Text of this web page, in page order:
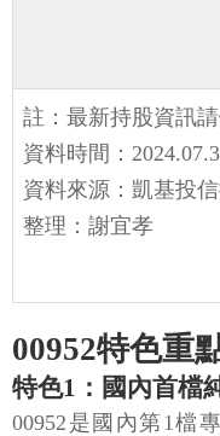
註：最新持股資訊
資料時間：
資料來源：凱基投
整理：謝宜孝
00952特色重
特色1：國內首檔
00952是國內第1檔